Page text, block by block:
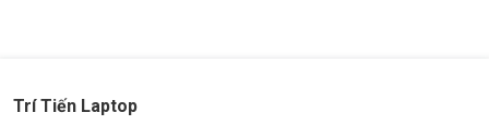
Trí Tiến Laptop